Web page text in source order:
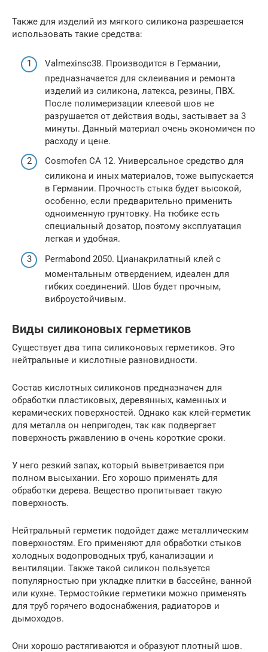
Также для изделий из мягкого силикона разрешается
использовать такие средства:
Valmexinsc38. Производится в Германии,
предназначается для склеивания и ремонта
изделий из силикона, латекса, резины, ПВХ.
После полимеризации клеевой шов не
разрушается от действия воды, застывает за 3
минуты. Данный материал очень экономичен по
расходу и цене.
Cosmofen CA 12. Универсальное средство для
силикона и иных материалов, тоже выпускается
в Германии. Прочность стыка будет высокой,
особенно, если предварительно применить
одноименную грунтовку. На тюбике есть
специальный дозатор, поэтому эксплуатация
легкая и удобная.
Permabond 2050. Цианакрилатный клей с
моментальным отвердением, идеален для
гибких соединений. Шов будет прочным,
виброустойчивым.
Виды силиконовых герметиков
Существует два типа силиконовых герметиков. Это
нейтральные и кислотные разновидности.
Состав кислотных силиконов предназначен для
обработки пластиковых, деревянных, каменных и
керамических поверхностей. Однако как клей-герметик
для металла он непригоден, так как подвергает
поверхность ржавлению в очень короткие сроки.
У него резкий запах, который выветривается при
полном высыхании. Его хорошо применять для
обработки дерева. Вещество пропитывает такую
поверхность.
Нейтральный герметик подойдет даже металлическим
поверхностям. Его применяют для обработки стыков
холодных водопроводных труб, канализации и
вентиляции. Также такой силикон пользуется
популярностью при укладке плитки в бассейне, ванной
или кухне. Термостойкие герметики можно применять
для труб горячего водоснабжения, радиаторов и
дымоходов.
Они хорошо растягиваются и образуют плотный шов.